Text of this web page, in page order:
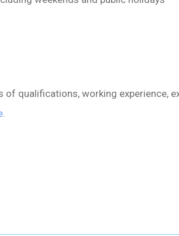
qualifications, working experience,
.